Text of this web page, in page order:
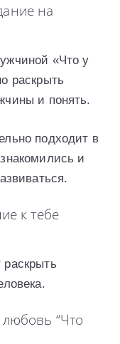
на
«Что у
раскрыть
и понять.
подходит в
и
к тебе
“Что